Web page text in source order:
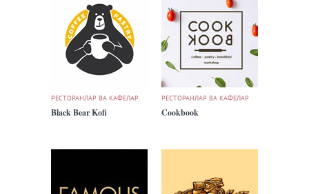
РЕСТОРАНЛАР ВА КАФЕЛАР
Black Bear Kofi
РЕСТОРАНЛАР ВА КАФЕЛАР
Cookbook